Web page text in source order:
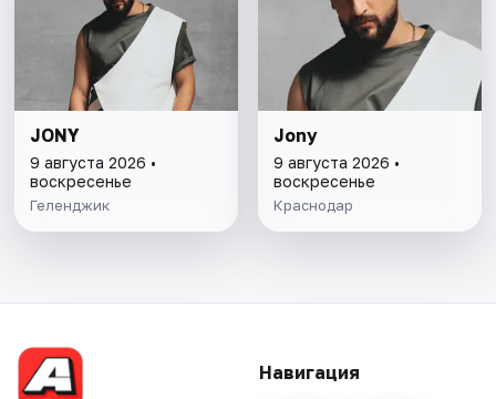
JONY
9 августа 2026 •
воскресенье
Геленджик
Jony
9 августа 2026 •
воскресенье
Краснодар
Навигация